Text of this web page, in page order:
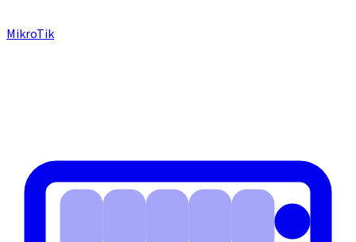
MikroTik